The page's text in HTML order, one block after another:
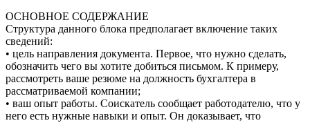
ОСНОВНОЕ СОДЕРЖАНИЕ
Структура данного блока предполагает включение таких
сведений:
• цель направления документа. Первое, что нужно сделать,
обозначить чего вы хотите добиться письмом. К примеру,
рассмотреть ваше резюме на должность бухгалтера в
рассматриваемой компании;
• ваш опыт работы. Соискатель сообщает работодателю, что у
него есть нужные навыки и опыт. Он доказывает, что